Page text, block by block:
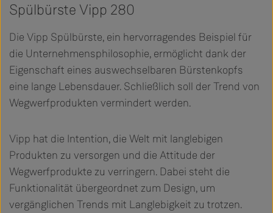
Spülbürste Vipp 280
Die Vipp Spülbürste, ein hervorragendes Beispiel für
die Unternehmensphilosophie, ermöglicht dank der
Eigenschaft eines auswechselbaren Bürstenkopfs
eine lange Lebensdauer. Schließlich soll der Trend von
Wegwerfprodukten vermindert werden.
Vipp hat die Intention, die Welt mit langlebigen
Produkten zu versorgen und die Attitude der
Wegwerfprodukte zu verringern. Dabei steht die
Funktionalität übergeordnet zum Design, um
vergänglichen Trends mit Langlebigkeit zu trotzen.